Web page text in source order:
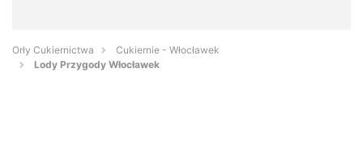
Orły Cukiernictwa
Cukiernie - Włocławek
Lody Przygody Włocławek